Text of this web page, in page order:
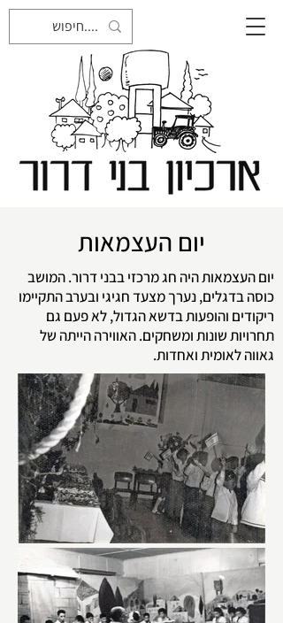
יום העצמאות
יום העצמאות היה חג מרכזי בבני דרור. המושב
כוסה בדגלים, נערך מצעד חגיגי ובערב התקיימו
ריקודים והופעות בדשא הגדול, לא פעם גם
תחרויות שונות ומשחקים. האווירה הייתה של
גאווה לאומית ואחדות.